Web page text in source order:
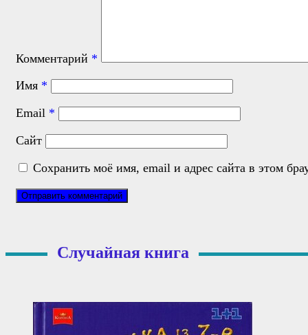
Комментарий *
Имя *
Email *
Сайт
Сохранить моё имя, email и адрес сайта в этом
Случайная книга